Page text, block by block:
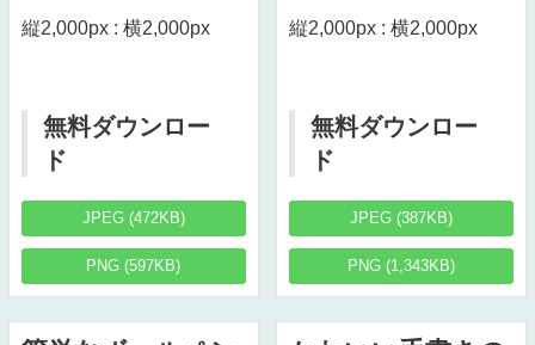
縦2,000px : 横2,000px
無料ダウンロー
ド
JPEG (472KB)
PNG (597KB)
縦2,000px : 横2,000px
無料ダウンロー
ド
JPEG (387KB)
PNG (1,343KB)